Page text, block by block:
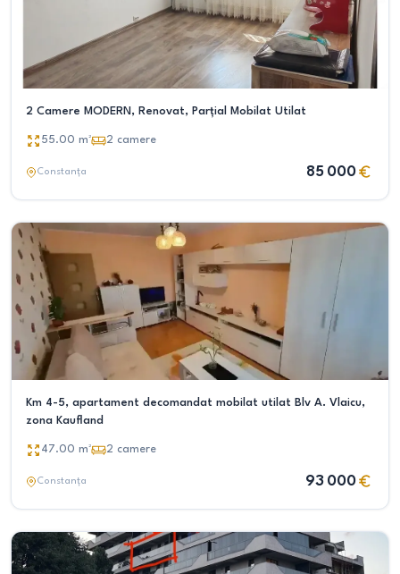
2 Camere MODERN, Renovat, Parțial Mobilat Utilat
55.00 m² 2 camere
Constanța 85 000
Km 4-5, apartament decomandat mobilat utilat Blv A. Vlaicu,
zona Kaufland
47.00 m² 2 camere
Constanța 93 000